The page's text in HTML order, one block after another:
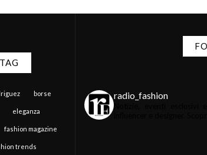
borse
eleganza
fashion magazine
trends
radio_fashion